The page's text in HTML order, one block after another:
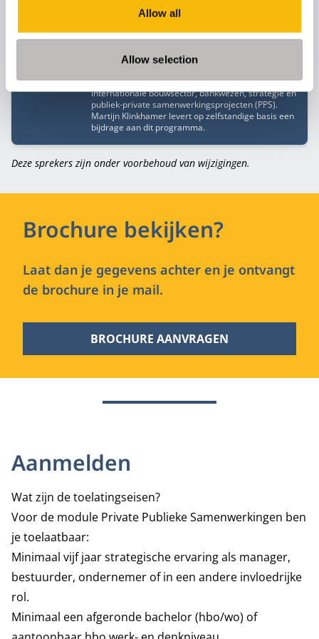
Allow all
Allow selection
Martijn Klinkhamer
en heeft een bewezen staat van dienst in de
internationale bouwsector, bankwezen, strategie en
publiek-private samenwerkingsprojecten (PPS).
Martijn Klinkhamer levert op zelfstandige basis een
bijdrage aan dit programma.
Deze sprekers zijn onder voorbehoud van wijzigingen.
Brochure bekijken?
Laat dan je gegevens achter en je ontvangt
de brochure in je mail.
BROCHURE AANVRAGEN
Aanmelden
Wat zijn de toelatingseisen?
Voor de module Private Publieke Samenwerkingen ben
je toelaatbaar:
Minimaal vijf jaar strategische ervaring als manager,
bestuurder, ondernemer of in een andere invloedrijke
rol.
Minimaal een afgeronde bachelor (hbo/wo) of